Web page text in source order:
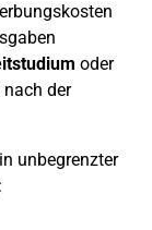
oder
der
unbegrenzter